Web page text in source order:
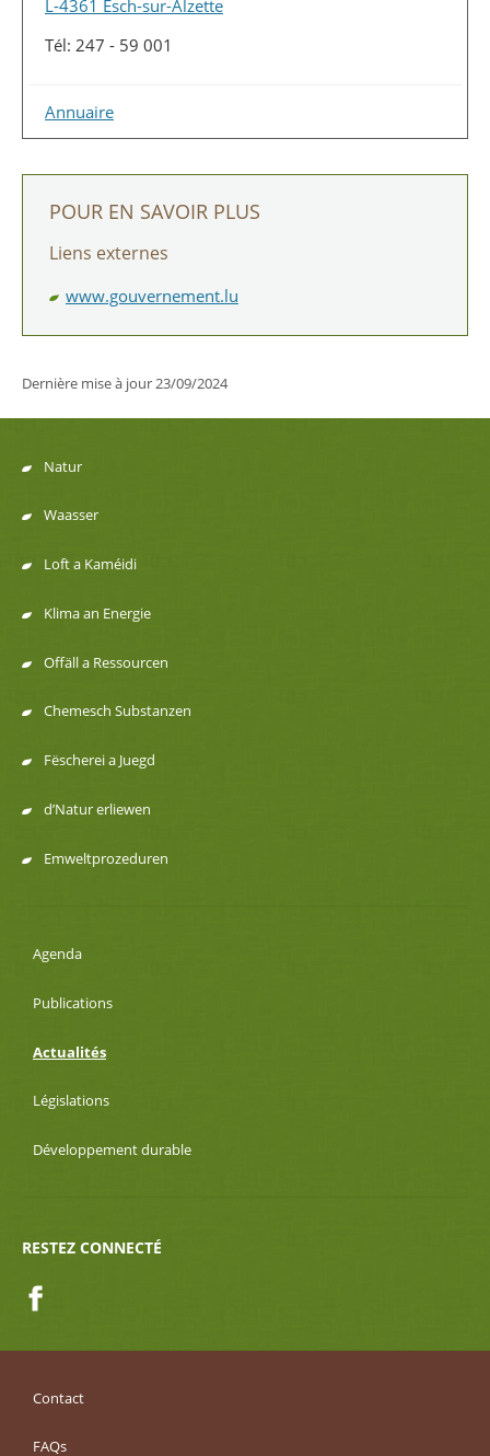
L-4361 Esch-sur-Alzette
Tél: 247 - 59 001
Annuaire
POUR EN SAVOIR PLUS
Liens externes
www.gouvernement.lu
Dernière mise à jour 23/09/2024
Menu
de
navigation
Natur
Waasser
Loft a Kaméidi
Klima an Energie
Offäll a Ressourcen
Chemesch Substanzen
Fëscherei a Juegd
d’Natur erliewen
Emweltprozeduren
Agenda
Publications
Actualités
Législations
Développement durable
RESTEZ CONNECTÉ
Contact
FAQs